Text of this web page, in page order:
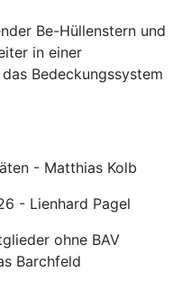
Be-Hüllenstern und
in einer
Bedeckungssystem
- Matthias Kolb
- Lienhard Pagel
ohne BAV
Barchfeld